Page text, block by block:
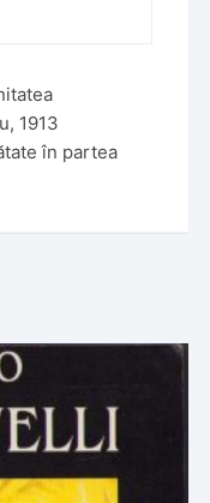
1913
în partea